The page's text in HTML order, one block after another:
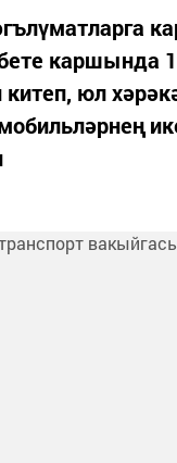
каршында
юл